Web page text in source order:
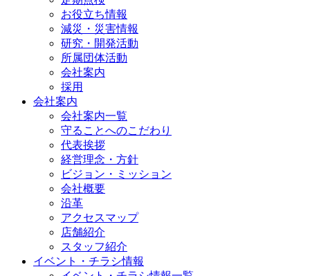
お役立ち情報
減災・災害情報
研究・開発活動
所属団体活動
会社案内
採用
会社案内
会社案内一覧
守ることへのこだわり
代表挨拶
経営理念・方針
ビジョン・ミッション
会社概要
沿革
アクセスマップ
店舗紹介
スタッフ紹介
イベント・チラシ情報